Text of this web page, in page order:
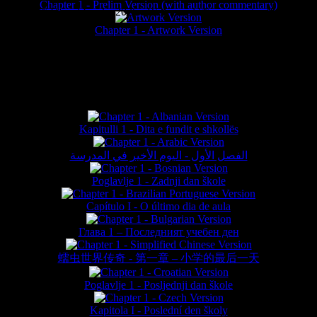
Chapter 1 - Prelim Version (with author commentary)
Chapter 1 - Artwork Version
Kapitulli 1 - Dita e fundit e shkollës
الفصل الأول - اليوم الأخير في المدرسة
Poglavlje 1 - Zadnji dan škole
Capítulo I - O último dia de aula
Глава 1 – Последният учебен ден
蠕虫世界传奇 - 第一章 – 小学的最后一天
Poglavlje 1 - Posljednji dan škole
Kapitola I - Poslední den školy
website © Daniel Lieske 2026 - Wormworld® is a registered